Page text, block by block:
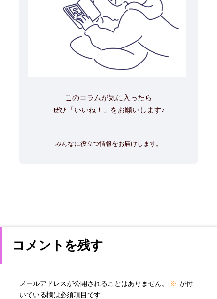
このコラムが気に入ったら
ぜひ「いいね！」をお願いします♪
みんなに役立つ情報をお届けします。
コメントを残す
メールアドレスが公開されることはありません。 ※ が付
いている欄は必須項目です